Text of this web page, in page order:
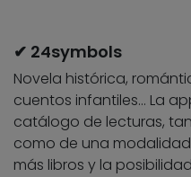
✔ 24symbols
Novela histórica,
cuentos infantiles… La
catálogo de lecturas,
como de una
más libros y la